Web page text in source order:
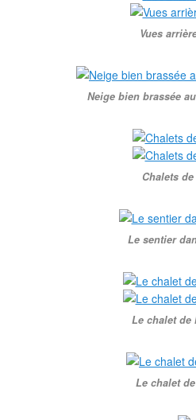
Vues
Neige bien brassée
Chalets
Le sentier
Le chalet de
Le chalet